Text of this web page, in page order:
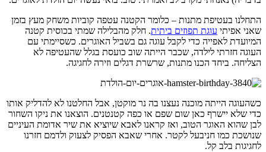
התחלנו בעטיפת מתנות – כלומר הקטנה עטפה קוביות משחק מעץ בזמן
שאני אפיתי עוגת תפוזים ביתית. חלק מהבלילה שמתי בכוסית קטנה
המיועדת לאפייה כדי לקבל עוגה גם בשביל האוגרים. כשסיימתי עם
העוגה חזרתי לילדה, שכבר הייתה שוב כועסת בגלל שהעטיפה לא
הצליחה. ביחד הכנו מתנות, שרשרת דגלים וזירה לחגיגה.
כשהעוגה הייתה מוכנה נעצנו בה נר מוקטן, אבל החלטנו לא להדליק אותו
כדי שלא יישרף כאן שום שפם או כפה קטנטנים. הוצאנו את ניקו השחור
לבן שהוא האוגר הטוב, ואז קראנו לאבא שיוציא את שיר אדומת העיניים
שנושכת כמו חניבעל לקטר. אחרי שאבא הפסיק לצעוק ולדמם חזרנו
לחגיגות בלב קל.